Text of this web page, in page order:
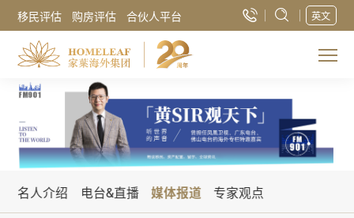
移民评估 购房评估 合伙人平台 英文
名人介绍 电台&直播 媒体报道 专家观点